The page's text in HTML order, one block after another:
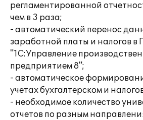
регламентированной
чем в 3 раза;
- автоматический перенос
заработной платы и налогов в
"1С:Управление
предприятием 8";
- автоматическое
учетах бухгалтерском и
- необходимое количество
отчетов по разным